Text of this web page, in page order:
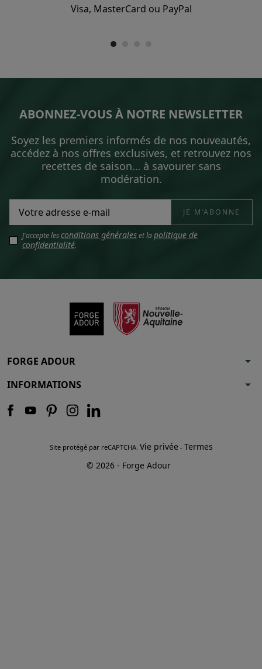
Visa, MasterCard ou PayPal
ABONNEZ-VOUS À NOTRE NEWSLETTER
Soyez les premiers informés de nos nouveautés,
accédez à nos offres exclusives, et retrouvez nos
recettes de saison… à savourer sans
modération.
J'accepte lesconditions généraleset lapolitique de
confidentialité.
FORGE ADOUR arrow_drop_down
INFORMATIONS arrow_drop_down
Site protégé par reCAPTCHA. Vie privée - Termes
© 2026 - Forge Adour